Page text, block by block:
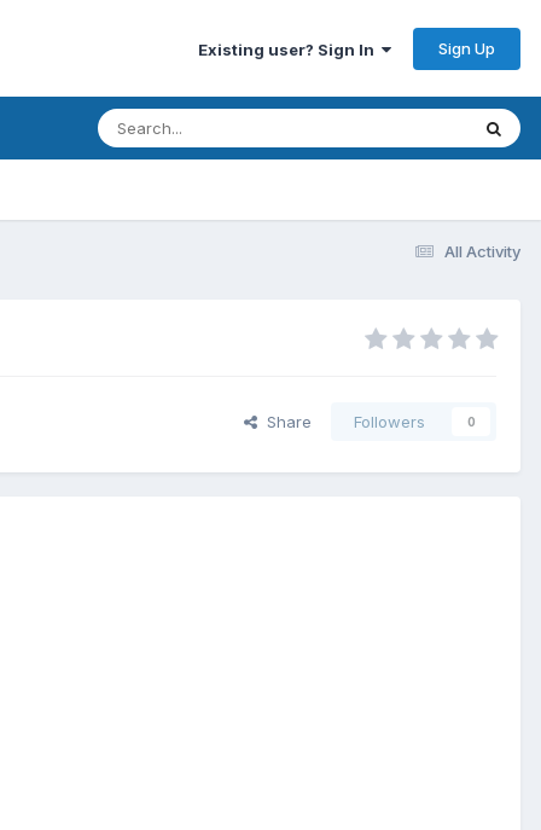
Existing user? Sign In Sign Up
All Activity
Share Followers 0